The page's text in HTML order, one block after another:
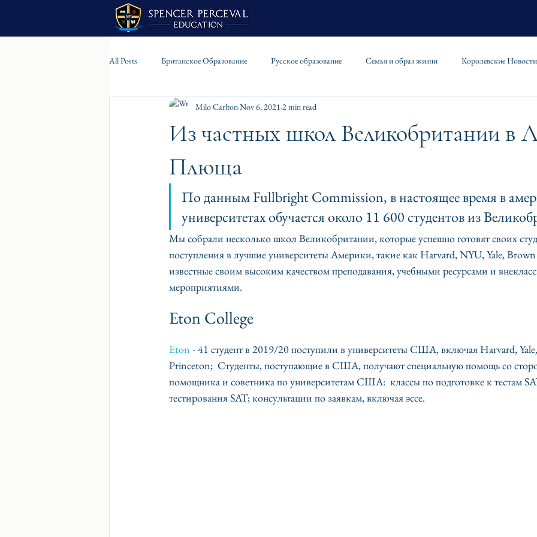
All Posts Британское Образование Русское образование Семья и образ жизни Королевские Новости
Из частных школ Великобритании в
Плюща
Milo CarltonNov 6, 2021 2 min read
По данным Fullbright Commission, в настоящее время в
университетах обучается около 11 600 студентов из
Мы собрали несколько школ Великобритании, которые успешно готовят своих
поступления в лучшие университеты Америки, такие как Harvard, NYU, Yale,
известные своим высоким качеством преподавания, учебными ресурсами и
мероприятиями.
Eton College
Eton - 41 студент в 2019/20 поступили в университеты США, включая Harvard,
Princeton;  Студенты, поступающие в США, получают специальную помощь со
помощника и советника по университетам США:  классы по подготовке к тестам
тестирования SAT; консультации по заявкам, включая эссе.